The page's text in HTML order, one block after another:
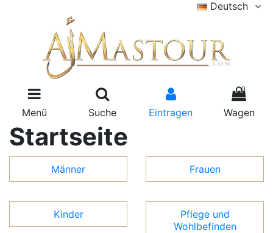
Deutsch
Menü Suche Eintragen
0
Wagen
Startseite
Männer Frauen
Kinder
Pflege und
Wohlbefinden